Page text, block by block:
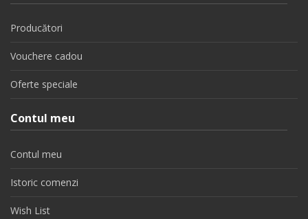
Producători
Vouchere cadou
Oferte speciale
Contul meu
Contul meu
Istoric comenzi
Wish List